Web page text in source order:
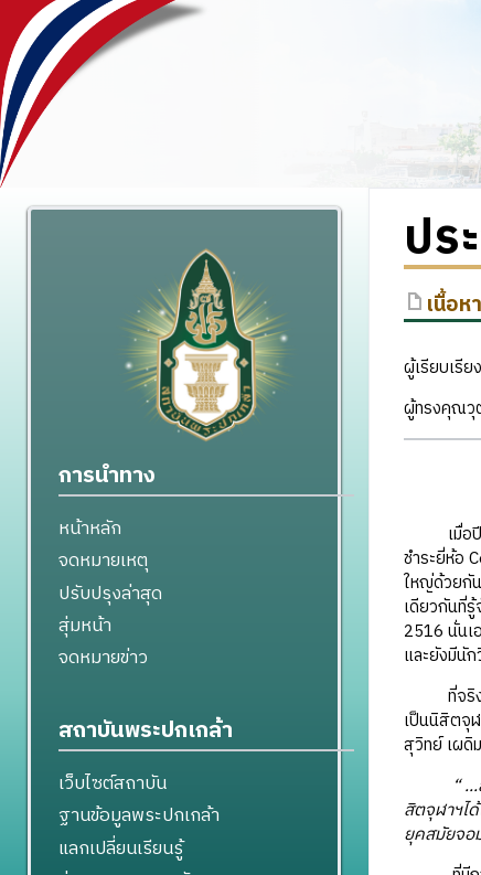
ปร
เนื้อหา
ผู้เรียบเรี
ผู้ทรงคุณวุ
เมื่อปี
ชำระยี่ห้อ
ใหญ่ด้วยกั
เดียวกันที่
2516 นั่นเ
และยังมีนั
ที่จริง ป
เป็นนิสิตจุ
สุวิทย์ เผดิ
“
สิตจุฬาฯไ
ยุคสมัยจอ
การนำทาง
หน้าหลัก
จดหมายเหตุ
ปรับปรุงล่าสุด
สุ่มหน้า
จดหมายข่าว
สถาบันพระปกเกล้า
เว็บไซต์สถาบัน
ฐานข้อมูลพระปกเกล้า
แลกเปลี่ยนเรียนรู้